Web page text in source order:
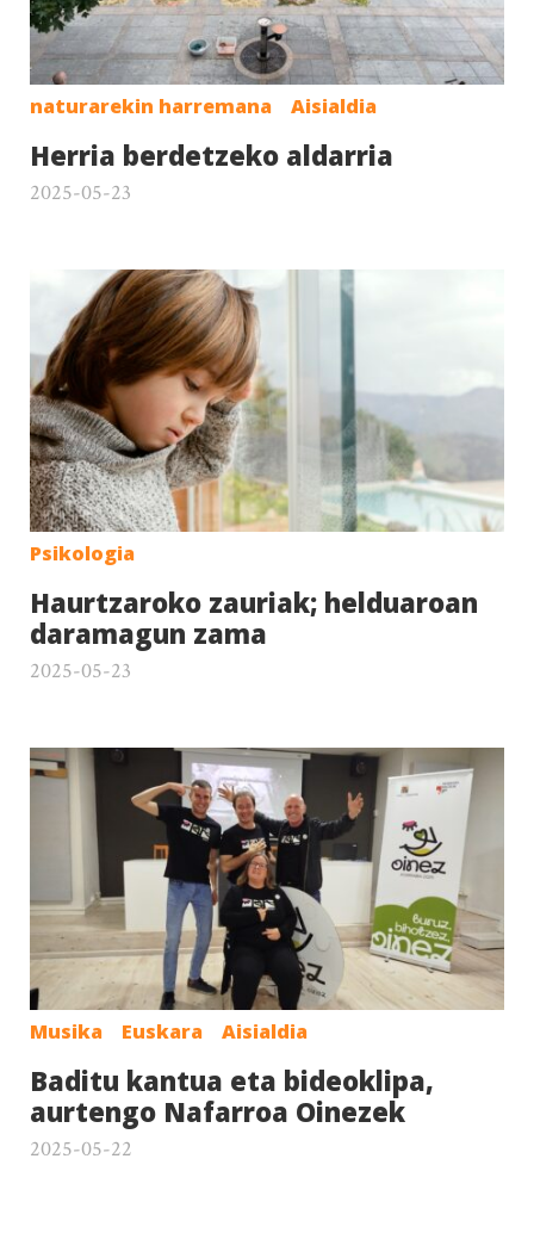
Aisialdia
naturarekin harremana
Herria berdetzeko aldarria
2025-05-23
Psikologia
Haurtzaroko zauriak; helduaroan
daramagun zama
2025-05-23
Aisialdia
Euskara
Musika
Baditu kantua eta bideoklipa,
aurtengo Nafarroa Oinezek
2025-05-22